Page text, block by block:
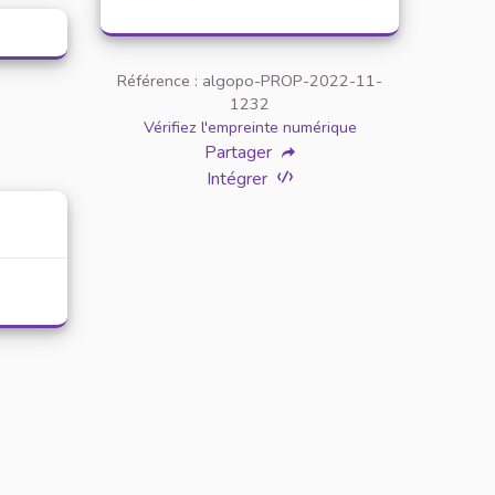
Référence : algopo-PROP-2022-11-
1232
Vérifiez l'empreinte numérique
Partager
Intégrer